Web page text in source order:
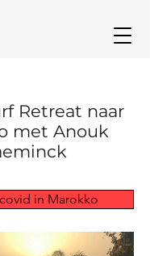
Retreat naar
met Anouk
in Marokko